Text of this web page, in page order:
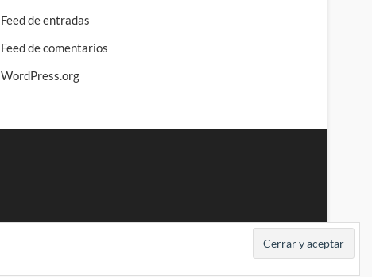
Feed de entradas
Feed de comentarios
WordPress.org